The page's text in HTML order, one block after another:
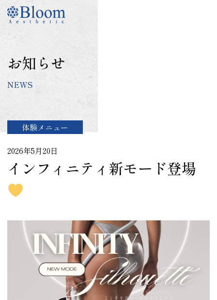
コ
テ
ン
ツ
に
キ
お知らせ
NEWS
体験メニュー
2026年5月20日
インフィニティ新モード登場